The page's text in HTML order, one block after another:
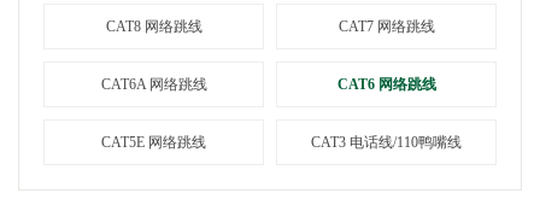
CAT8 网络跳线 CAT7 网络跳线
CAT6A 网络跳线 CAT6 网络跳线
CAT5E 网络跳线 CAT3 电话线/110鸭嘴线